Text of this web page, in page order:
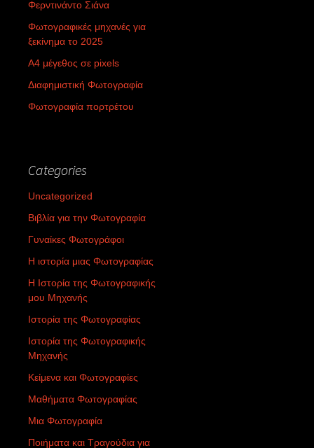
Φερντινάντο Σιάνα
Φωτογραφικές μηχανές για
ξεκίνημα το 2025
Α4 μέγεθος σε pixels
Διαφημιστική Φωτογραφία
Φωτογραφία πορτρέτου
Categories
Uncategorized
Βιβλία για την Φωτογραφία
Γυναίκες Φωτογράφοι
Η ιστορία μιας Φωτογραφίας
Η Ιστορία της Φωτογραφικής
μου Μηχανής
Ιστορία της Φωτογραφίας
Ιστορία της Φωτογραφικής
Μηχανής
Κείμενα και Φωτογραφίες
Μαθήματα Φωτογραφίας
Μια Φωτογραφία
Ποιήματα και Τραγούδια για